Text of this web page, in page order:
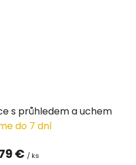
s průhledem a uchem
do 7 dní
€ / ks